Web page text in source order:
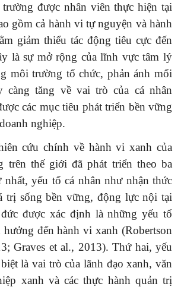
được nhân viên thực hiện tại
gồm cả hành vi tự nguyện và hành
giảm thiểu tác động tiêu cực đến
là sự mở rộng của lĩnh vực tâm lý
môi trường tổ chức, phản ánh mối
càng tăng về vai trò của cá nhân
các mục tiêu phát triển bền vững
nghiệp.
cứu chính về hành vi xanh của
trên thế giới đã phát triển theo ba
yếu tố cá nhân như nhận thức
trị sống bền vững, động lực nội tại
được xác định là những yếu tố
hưởng đến hành vi xanh (Robertson
Graves et al., 2013). Thứ hai, yếu
là vai trò của lãnh đạo xanh, văn
xanh và các thực hành quản trị